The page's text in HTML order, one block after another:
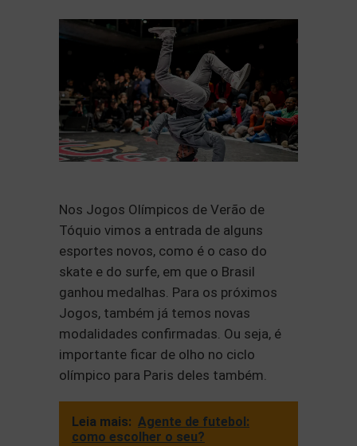
Nos Jogos Olímpicos de Verão de
Tóquio vimos a entrada de alguns
esportes novos, como é o caso do
skate e do surfe, em que o Brasil
ganhou medalhas. Para os próximos
Jogos, também já temos novas
modalidades confirmadas. Ou seja, é
importante ficar de olho no ciclo
olímpico para Paris deles também.
Leia mais: Agente de futebol:
como escolher o seu?